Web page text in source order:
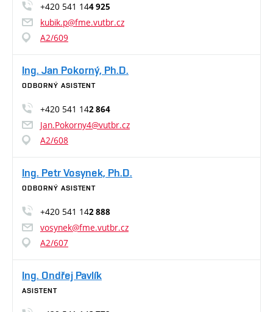
+420 541 144 925
kubik.p@fme.vutbr.cz
A2/609
Ing. Jan Pokorný, Ph.D.
ODBORNÝ ASISTENT
+420 541 142 864
Jan.Pokorny4@vutbr.cz
A2/608
Ing. Petr Vosynek, Ph.D.
ODBORNÝ ASISTENT
+420 541 142 888
vosynek@fme.vutbr.cz
A2/607
Ing. Ondřej Pavlík
ASISTENT